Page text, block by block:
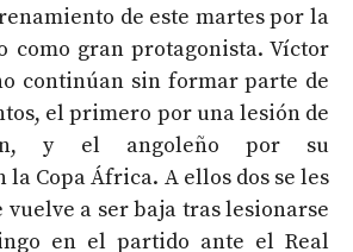
de este martes por la
como gran protagonista. Víctor
continúan sin formar parte de
el primero por una lesión de
y el angoleño por su
Copa África. A ellos dos se les
vuelve a ser baja tras lesionarse
en el partido ante el Real